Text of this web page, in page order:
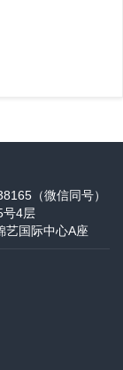
（微信同号）
号4层
艺国际中心A座